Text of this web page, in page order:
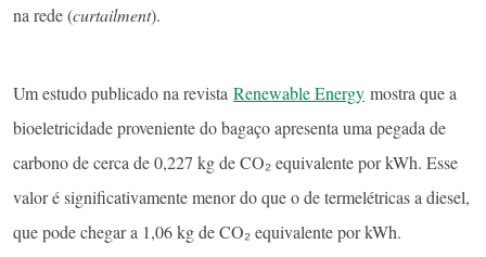
na rede (curtailment).
Um estudo publicado na revista Renewable Energy mostra que a
bioeletricidade proveniente do bagaço apresenta uma pegada de
carbono de cerca de 0,227 kg de CO₂ equivalente por kWh. Esse
valor é significativamente menor do que o de termelétricas a diesel,
que pode chegar a 1,06 kg de CO₂ equivalente por kWh.